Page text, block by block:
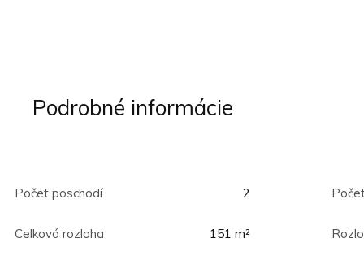
Podrobné informácie
Počet poschodí 2
Celková rozloha 151 m²